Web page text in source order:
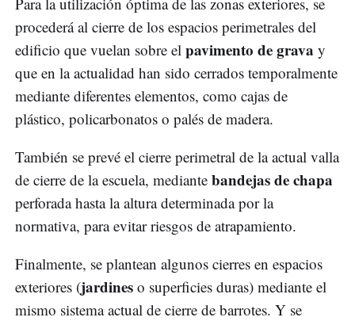
procederá al cierre de los espacios perimetrales del
edificio que vuelan sobre el pavimento de grava y
que en la actualidad han sido cerrados temporalmente
mediante diferentes elementos, como cajas de
plástico, policarbonatos o palés de madera.
También se prevé el cierre perimetral de la actual valla
de cierre de la escuela, mediante bandejas de chapa
perforada hasta la altura determinada por la
normativa, para evitar riesgos de atrapamiento.
Finalmente, se plantean algunos cierres en espacios
exteriores (jardines o superficies duras) mediante el
mismo sistema actual de cierre de barrotes. Y se